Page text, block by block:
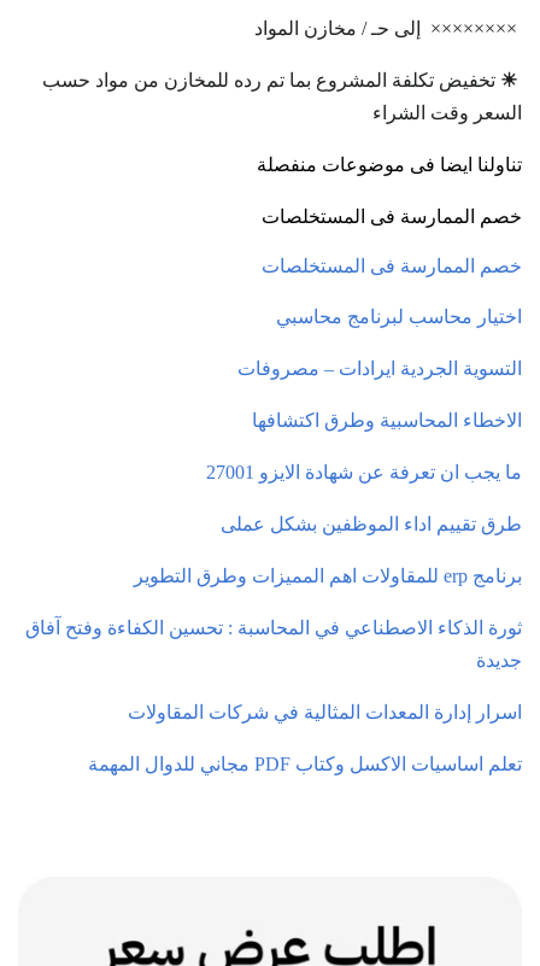
×××××××× إلى حـ / مخازن المواد
☀ تخفيض تكلفة المشروع بما تم رده للمخازن من مواد حسب
السعر وقت الشراء
تناولنا ايضا فى موضوعات منفصلة
خصم الممارسة فى المستخلصات
خصم الممارسة فى المستخلصات
اختيار محاسب لبرنامج محاسبي
التسوية الجردية ايرادات – مصروفات
الاخطاء المحاسبية وطرق اكتشافها
ما يجب ان تعرفة عن شهادة الايزو 27001
طرق تقييم اداء الموظفين بشكل عملى
برنامج erp للمقاولات اهم المميزات وطرق التطوير
ثورة الذكاء الاصطناعي في المحاسبة : تحسين الكفاءة وفتح آفاق
جديدة
اسرار إدارة المعدات المثالية في شركات المقاولات
تعلم اساسيات الاكسل وكتاب PDF مجاني للدوال المهمة